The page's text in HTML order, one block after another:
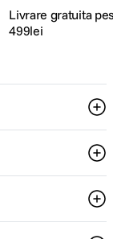
Livrare gratuita
499lei